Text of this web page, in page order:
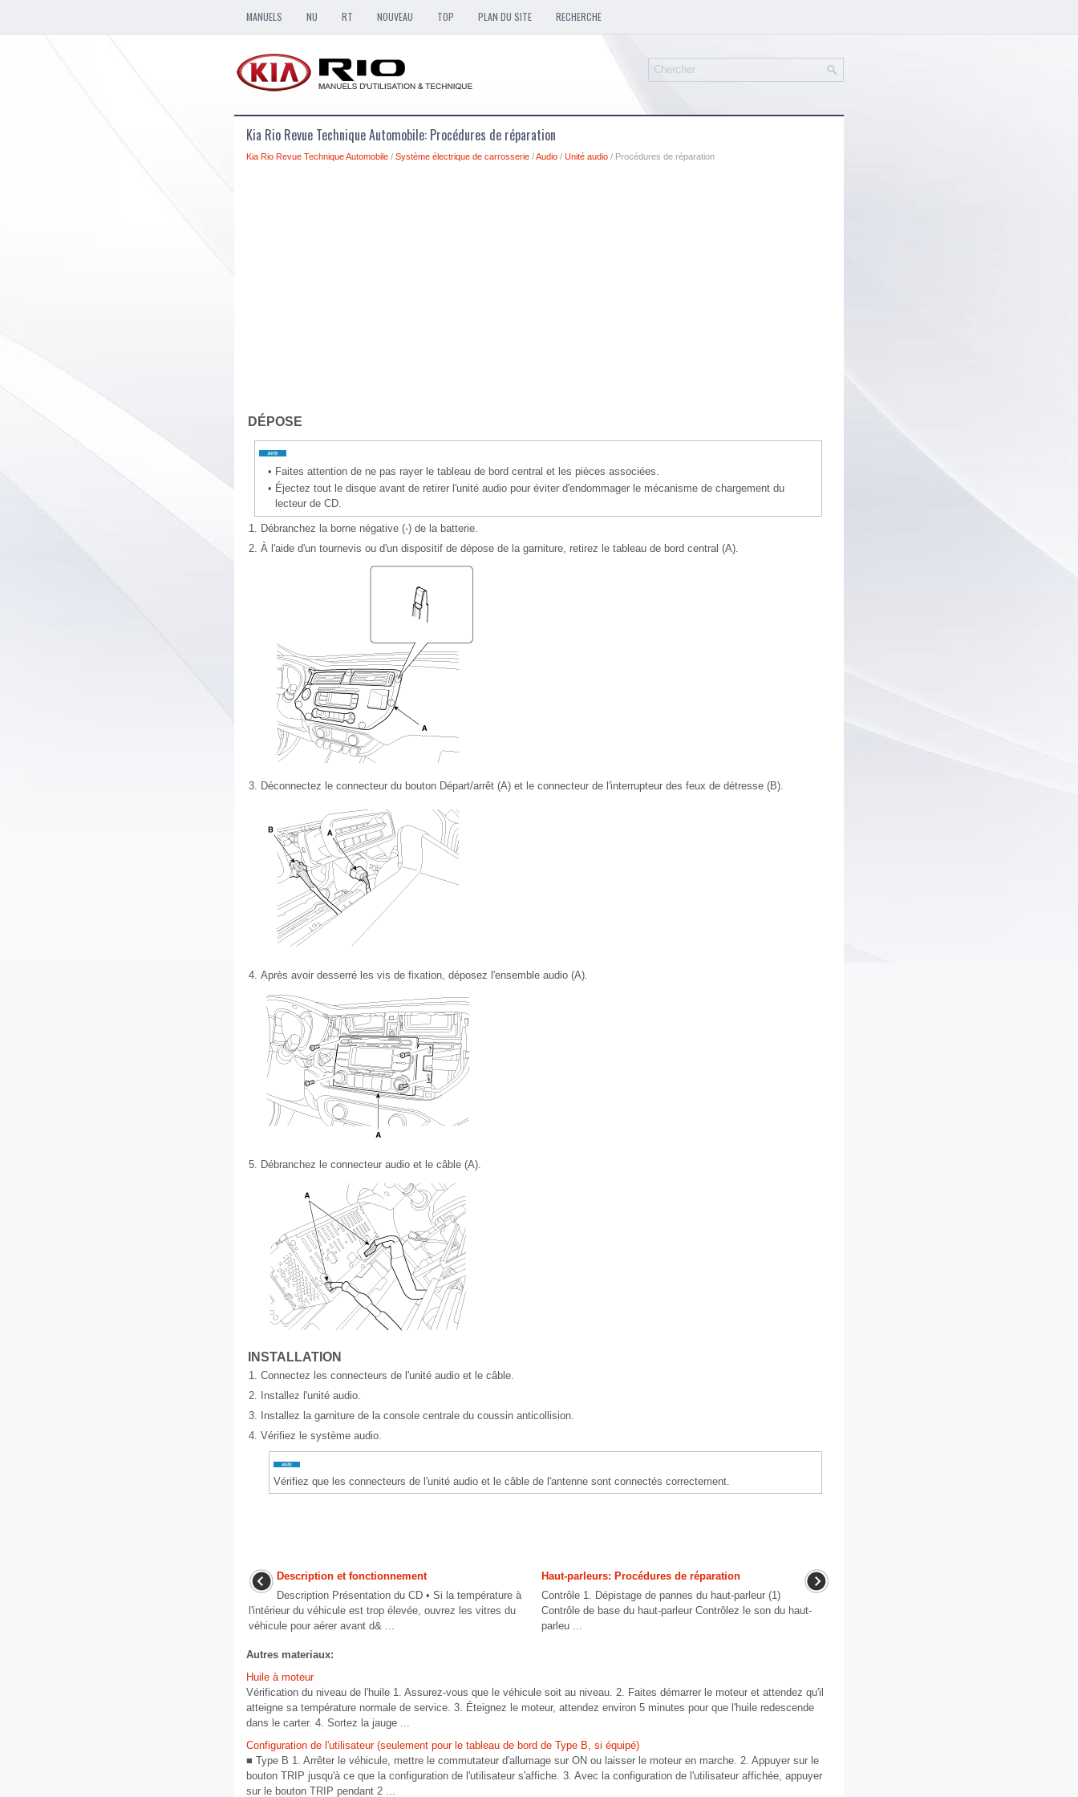
MANUELS NU RT NOUVEAU TOP PLAN DU SITE RECHERCHE
Kia Rio Revue Technique Automobile: Procédures de réparation
Kia Rio Revue Technique Automobile / Système électrique de carrosserie /Audio / Unité audio / Procédures de réparation
DÉPOSE
• Faites attention de ne pas rayer le tableau de bord central et les pièces associées.
• Éjectez tout le disque avant de retirer l'unité audio pour éviter d'endommager le mécanisme de chargement du
lecteur de CD.
1. Débranchez la borne négative (-) de la batterie.
2. À l'aide d'un tournevis ou d'un dispositif de dépose de la garniture, retirez le tableau de bord central (A).
3. Déconnectez le connecteur du bouton Départ/arrêt (A) et le connecteur de l'interrupteur des feux de détresse (B).
4. Après avoir desserré les vis de fixation, déposez l'ensemble audio (A).
5. Débranchez le connecteur audio et le câble (A).
INSTALLATION
1. Connectez les connecteurs de l'unité audio et le câble.
2.
Installez l'unité audio.
3.
Installez la garniture de la console centrale du coussin anticollision.
4. Vérifiez le système audio.
Vérifiez que les connecteurs de l'unité audio et le câble de l'antenne sont connectés correctement.
Description et fonctionnement
Description Présentation du CD • Si la température à
l'intérieur du véhicule est trop élevée, ouvrez les vitres du
véhicule pour aérer avant d& ...
Haut-parleurs: Procédures de réparation
Contrôle 1. Dépistage de pannes du haut-parleur (1)
Contrôle de base du haut-parleur Contrôlez le son du haut-
parleu ...
Autres materiaux:
Huile à moteur
Vérification du niveau de l'huile 1. Assurez-vous que le véhicule soit au niveau. 2. Faites démarrer le moteur et attendez qu'il
atteigne sa température normale de service. 3. Éteignez le moteur, attendez environ 5 minutes pour que l'huile redescende
dans le carter. 4. Sortez la jauge ...
Configuration de l'utilisateur (seulement pour le tableau de bord de Type B, si équipé)
■ Type B 1. Arrêter le véhicule, mettre le commutateur d'allumage sur ON ou laisser le moteur en marche. 2. Appuyer sur le
bouton TRIP jusqu'à ce que la configuration de l'utilisateur s'affiche. 3. Avec la configuration de l'utilisateur affichée, appuyer
sur le bouton TRIP pendant 2 ...